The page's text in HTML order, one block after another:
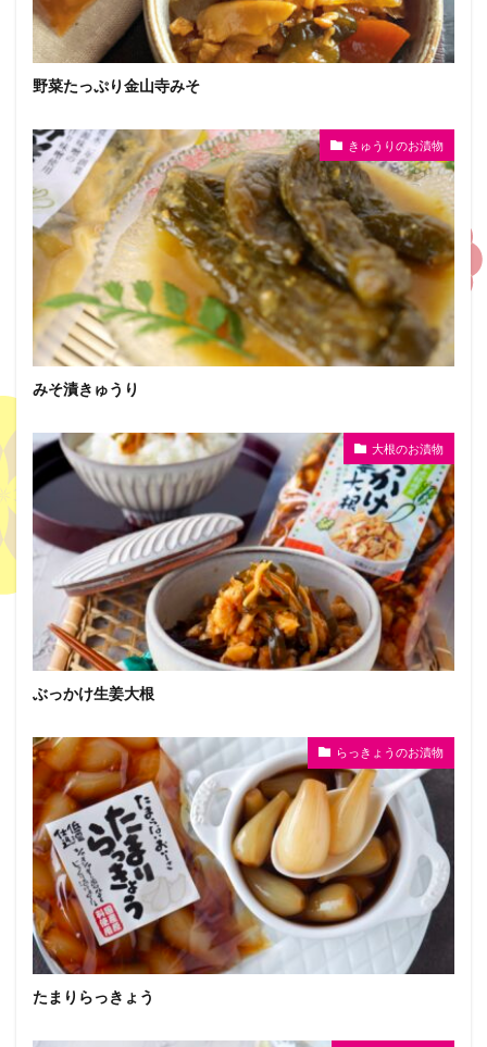
野菜たっぷり金山寺みそ
きゅうりのお漬物
みそ漬きゅうり
大根のお漬物
ぶっかけ生姜大根
らっきょうのお漬物
たまりらっきょう